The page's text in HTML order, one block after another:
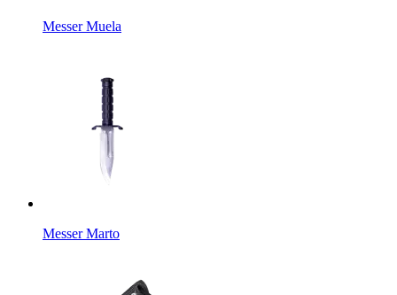
Messer Muela
Messer Marto